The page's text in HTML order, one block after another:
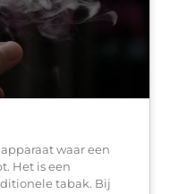
waar een
Het is een
tabak. Bij